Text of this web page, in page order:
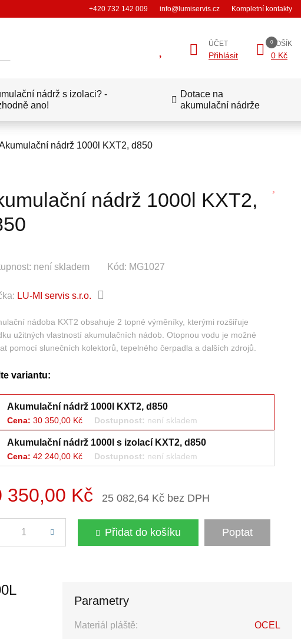
+420 732 142 009 info@lumiservis.cz Kompletní kontakty
ÚČET
Přihlásit
KOŠÍK
0 Kč
nádrž s izolaci? -
ano!
Dotace na
akumulační nádrže
nádrž 1000l KXT2, d850
nádrž 1000l KXT2,
není skladem Kód: MG1027
LU-MI servis s.r.o.
nádoba KXT2 obsahuje 2 topné výměníky, kterými rozšiřuje
užitných vlastností akumulačních nádob. Otopnou vodu je možné
pomocí slunečních kolektorů, tepelného čerpadla a dalších zdrojů.
variantu:
Akumulační nádrž 1000l KXT2, d850
Cena: 30 350,00 Kč Dostupnost: není skladem
Akumulační nádrž 1000l s izolací KXT2, d850
Cena: 42 240,00 Kč Dostupnost: není skladem
350,00 Kč 25 082,64 Kč bez DPH
Přidat do košíku Poptat
Parametry
Materiál pláště:
OCEL